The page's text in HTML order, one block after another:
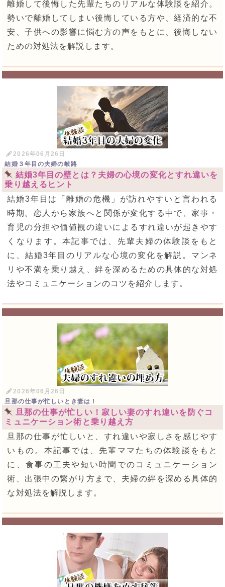
離婚して後悔した先輩たちのリアルな体験談を紹介。
勢いで離婚してしまい後悔している方や、経済的な不
安、子供への影響に悩む方の声をもとに、後悔しない
ための対処法を解説します。
2026年06月26日
結婚３年目の夫婦の岐路
結婚3年目の壁とは？夫婦の心境の変化とすれ違いを
乗り越えるヒント
結婚3年目は「離婚の危機」が訪れやすいと言われる
時期。恋人から家族へと関係が変化する中で、家事・
育児の分担や価値観の違いによるすれ違いが起きやす
くなります。本記事では、先輩夫婦の体験談をもと
に、結婚3年目のリアルな心境の変化を解説。マンネ
リや不満を乗り越え、絆を深めるための具体的な対処
法やコミュニケーションのコツを紹介します。
2026年06月26日
旦那の仕事が忙しいとき妻は！
旦那の仕事が忙しい！寂しい妻のすれ違いを防ぐコ
ミュニケーション術と乗り越え方
旦那の仕事が忙しいと、すれ違いや寂しさを感じやす
いもの。本記事では、先輩ママたちの体験談をもと
に、食事の工夫や短い時間でのコミュニケーション
術、出張中の繋がり方まで、夫婦の絆を深める具体的
な対処法を解説します。